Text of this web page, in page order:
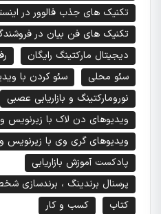
تکنیک های جذب فالوور در
تکنیک های فن بیان در
دیجیتال مارکتینگ رایگان
سئو محلی
سئو کردن با
نورومارکتینگ و بازاریابی عصبی
ویدیوهای دن لاک با زیرنویس
ویدیوهای گری وی با زیرنویس
پادکست آموزش بازاریابی
پرسنال برندینگ ، برندسازی
کتاب
کسب و کار